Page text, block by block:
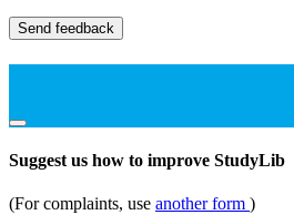
Send feedback
Suggest us how to improve StudyLib
(For complaints, use another form )